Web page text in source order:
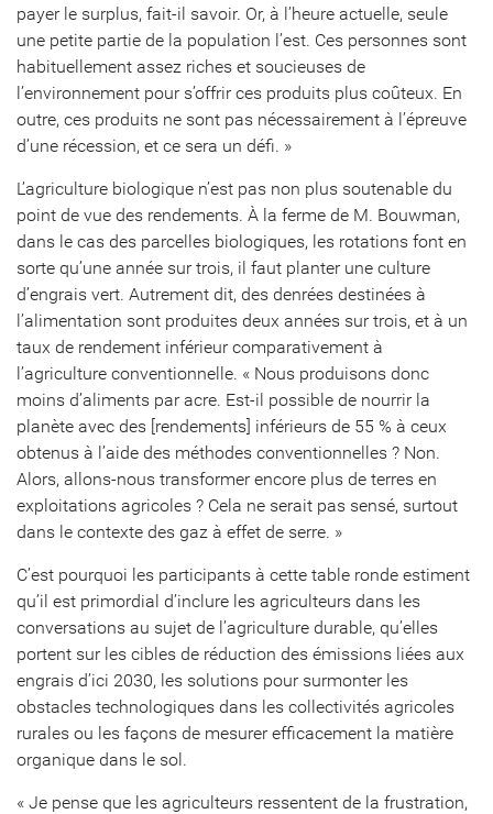
payer le surplus, fait-il savoir. Or, à l’heure actuelle, seule
une petite partie de la population l’est. Ces personnes sont
habituellement assez riches et soucieuses de
l’environnement pour s’offrir ces produits plus coûteux. En
outre, ces produits ne sont pas nécessairement à l’épreuve
d’une récession, et ce sera un défi. »
L’agriculture biologique n’est pas non plus soutenable du
point de vue des rendements. À la ferme de M. Bouwman,
dans le cas des parcelles biologiques, les rotations font en
sorte qu’une année sur trois, il faut planter une culture
d’engrais vert. Autrement dit, des denrées destinées à
l’alimentation sont produites deux années sur trois, et à un
taux de rendement inférieur comparativement à
l’agriculture conventionnelle. « Nous produisons donc
moins d’aliments par acre. Est-il possible de nourrir la
planète avec des [rendements] inférieurs de 55 % à ceux
obtenus à l’aide des méthodes conventionnelles ? Non.
Alors, allons-nous transformer encore plus de terres en
exploitations agricoles ? Cela ne serait pas sensé, surtout
dans le contexte des gaz à effet de serre. »
C’est pourquoi les participants à cette table ronde estiment
qu’il est primordial d’inclure les agriculteurs dans les
conversations au sujet de l’agriculture durable, qu’elles
portent sur les cibles de réduction des émissions liées aux
engrais d’ici 2030, les solutions pour surmonter les
obstacles technologiques dans les collectivités agricoles
rurales ou les façons de mesurer efficacement la matière
organique dans le sol.
« Je pense que les agriculteurs ressentent de la frustration,